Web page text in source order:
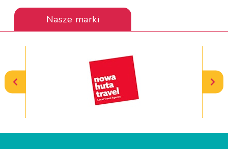
Nasze marki